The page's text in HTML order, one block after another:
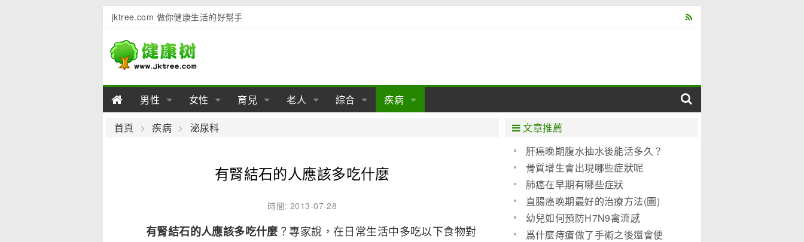
jktree.com 做你健康生活的好幫手
男性
男性陽痿
男性早泄
男性用品 男性疾病
女性
女性乳房
女性飲食
女性生理 女性疾病
育兒
幼兒期
學前期 母嬰用品
老人
老人用品
老人護理
綜合
亞健康
疾病
肝病
泌尿科
肛腸科
心血管
皮膚病
眼科
口腔科
首頁 疾病 泌尿科
有腎結石的人應該多吃什麼
時間: 2013-07-28
有腎結石的人應該多吃什麼？專家說，在日常生活中多吃以下食物對
文章推薦
肝癌晚期腹水抽水後能活多久？
骨質增生會出現哪些症狀呢
肺癌在早期有哪些症狀
直腸癌晚期最好的治療方法(圖)
幼兒如何預防H7N9禽流感
爲什麼痔瘡做了手術之後還會便